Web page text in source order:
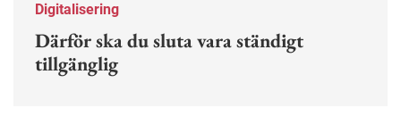
Digitalisering
Därför ska du sluta vara ständigt
tillgänglig